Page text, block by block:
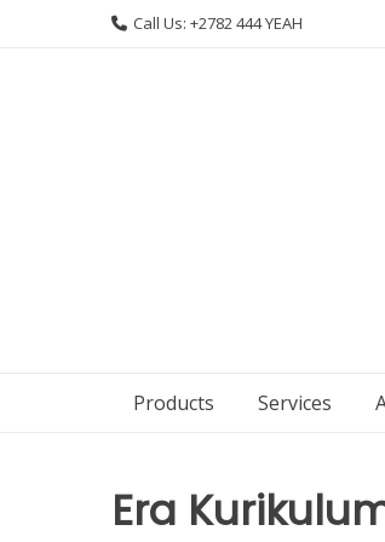
Call Us: +2782 444 YEAH
Products Services
Era